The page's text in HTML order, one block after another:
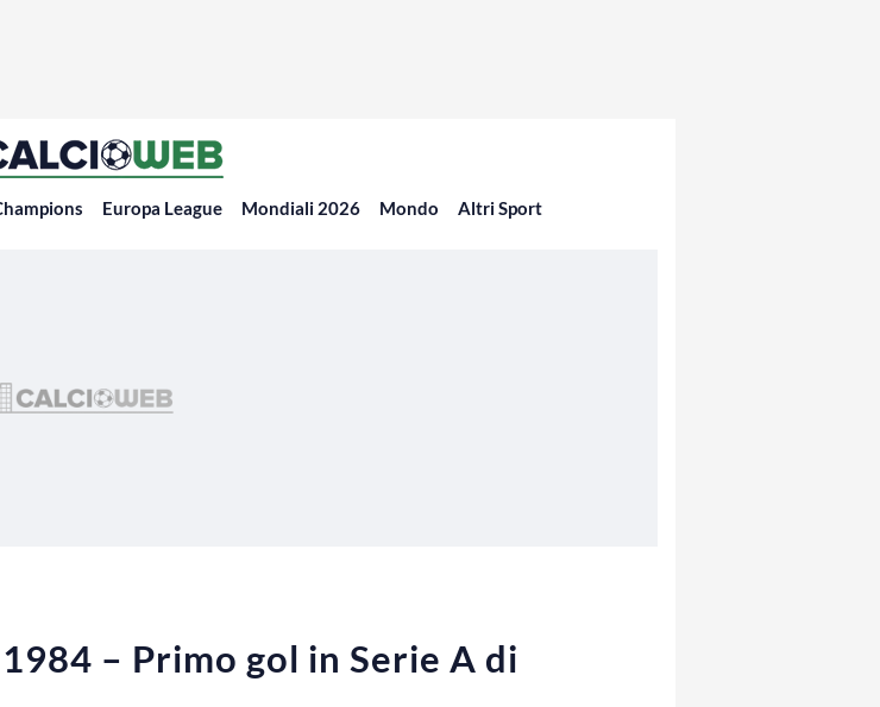
Europa League Mondiali 2026 Mondo Altri Sport
– Primo gol in Serie A di